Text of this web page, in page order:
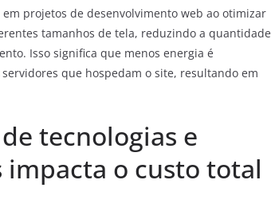
em projetos de desenvolvimento web ao otimizar
tamanhos de tela, reduzindo a quantidade
Isso significa que menos energia é
que hospedam o site, resultando em
tecnologias e
impacta o custo total